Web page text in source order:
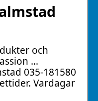
och
…
035-181580
Vardagar